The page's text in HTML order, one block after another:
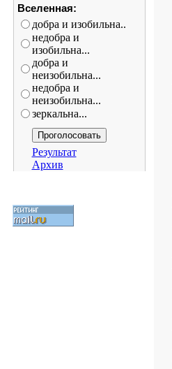
Вселенная:
добра и изобильна..
недобра и
изобильна...
добра и
неизобильна...
недобра и
неизобильна...
зеркальна...
Результат
Архив